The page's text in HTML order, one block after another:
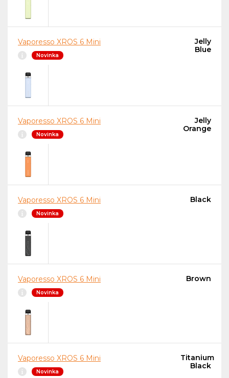
Vaporesso XROS 6 Mini
Novinka
Jelly
Blue
Vaporesso XROS 6 Mini
Novinka
Jelly
Orange
Vaporesso XROS 6 Mini
Novinka
Black
Vaporesso XROS 6 Mini
Novinka
Brown
Vaporesso XROS 6 Mini
Novinka
Titanium
Black